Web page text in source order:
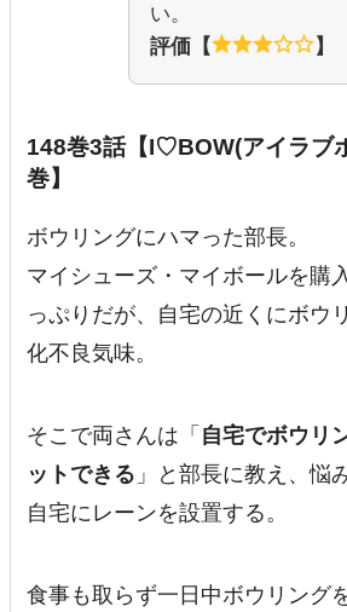
い。
評価【
】
148巻3話【I♡BOW(アイラブ
巻】
ボウリングにハマった部長。
マイシューズ・マイボールを購
っぷりだが、自宅の近くにボウ
化不良気味。
そこで両さんは「 自宅でボウリ
ットできる 」と部長に教え、悩
自宅にレーンを設置する。
食事も取らず一日中ボウリング